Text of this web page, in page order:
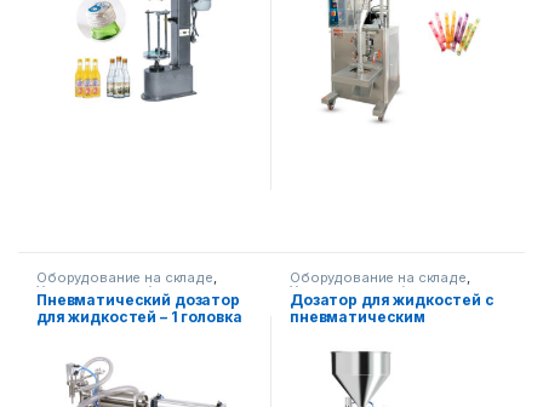
Оборудование на складе,
Упаковочное оборудование
Диспенсерное оборудование
Пневматический дозатор
для жидкостей – 1 головка
Оборудование на складе,
Упаковочное оборудование
Диспенсерное оборудование
Дозатор для жидкостей с
пневматическим